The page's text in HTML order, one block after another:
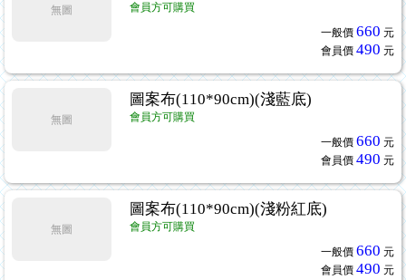
無圖
會員方可購買
一般價 660 元
會員價 490 元
無圖
圖案布(110*90cm)(淺藍底)
會員方可購買
一般價 660 元
會員價 490 元
無圖
圖案布(110*90cm)(淺粉紅底)
會員方可購買
一般價 660 元
會員價 490 元